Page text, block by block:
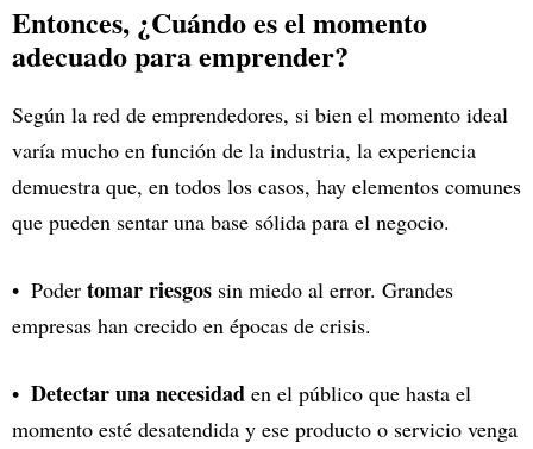
Entonces, ¿Cuándo es el momento
adecuado para emprender?
Según la red de emprendedores, si bien el momento ideal
varía mucho en función de la industria, la experiencia
demuestra que, en todos los casos, hay elementos comunes
que pueden sentar una base sólida para el negocio.
Poder tomar riesgos sin miedo al error. Grandes
empresas han crecido en épocas de crisis.
Detectar una necesidad en el público que hasta el
momento esté desatendida y ese producto o servicio venga